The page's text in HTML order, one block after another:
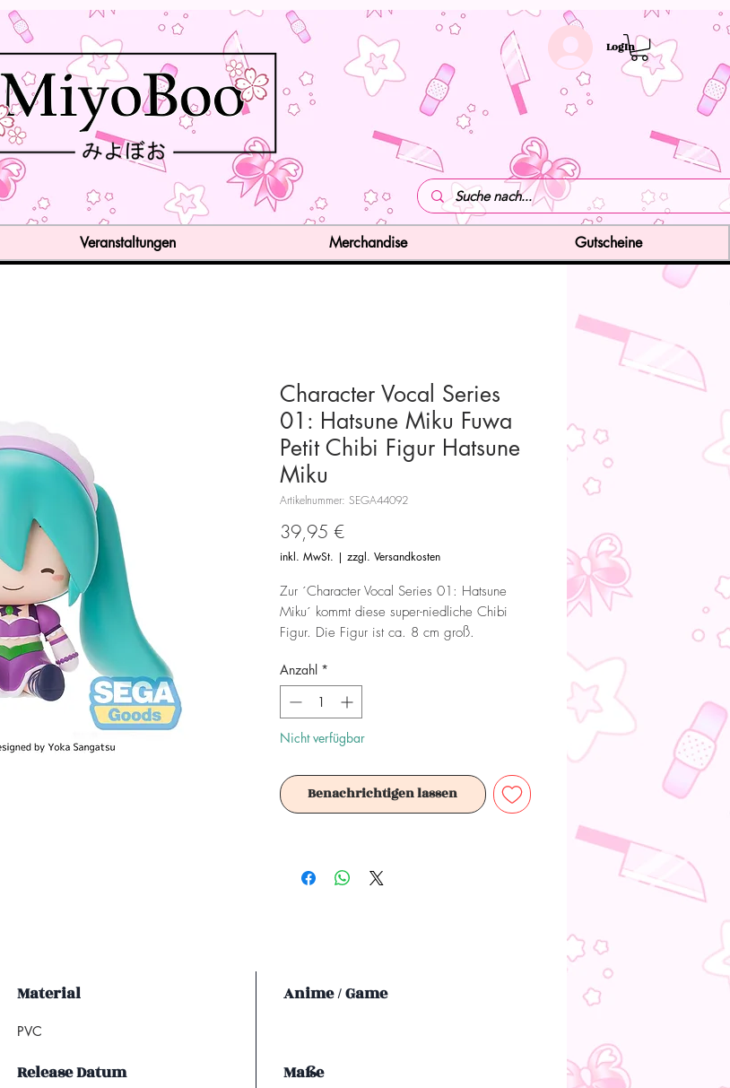
LogIn
Character Vocal Series
01: Hatsune Miku Fuwa
Petit Chibi Figur Hatsune
Miku
Artikelnummer: SEGA44092
39,95 €Preis
inkl. MwSt. | zzgl. Versandkosten
Zur ´Character Vocal Series 01: Hatsune
Miku´ kommt diese super-niedliche Chibi
Figur. Die Figur ist ca. 8 cm groß.
Achtung! Dieses Produkt ist kein Spielzeug.
Es ist für Sammler ab 15+ Jahren geeignet.
Anzahl *
Nicht verfügbar
Benachrichtigen lassen
Material
PVC
Anime / Game
Release Datum Maße
Veranstaltungen Merchandise Gutscheine